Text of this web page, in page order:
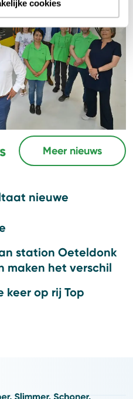
cookies
op 13 juni 2023
artikel
Meer nieuws
nieuwe
station Oeteldonk
maken het verschil
keer op rij Top